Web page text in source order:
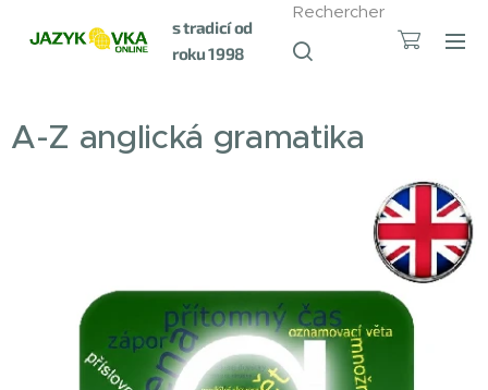
s tradicí od
roku 1998
Rechercher
A-Z anglická gramatika